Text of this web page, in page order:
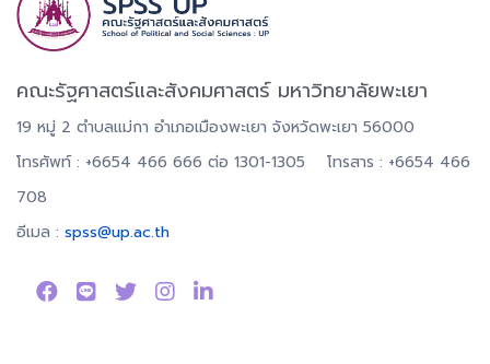
คณะรัฐศาสตร์และสังคมศาสตร์ มหาวิทยาลัยพะเยา
19 หมู่ 2 ตำบลแม่กา อำเภอเมืองพะเยา จังหวัดพะเยา 56000
โทรศัพท์ : +6654 466 666 ต่อ 1301-1305 โทรสาร : +6654 466
708
อีเมล : spss@up.ac.th